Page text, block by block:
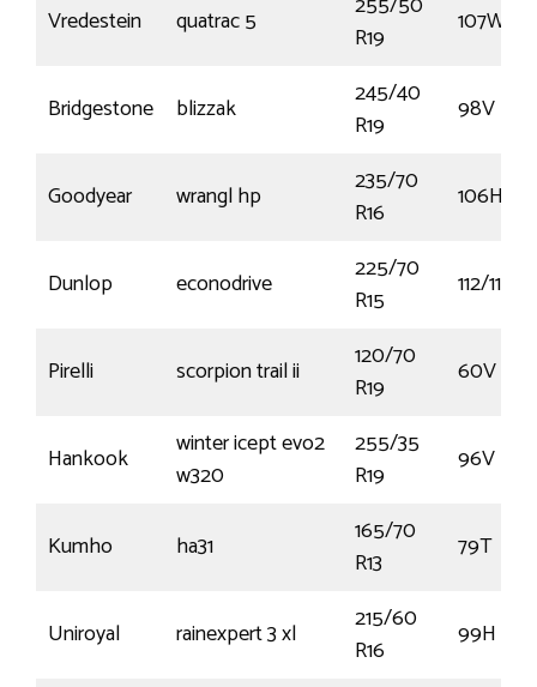
Vredestein quatrac 5
R19
107W
Bridgestone blizzak
245/40
R19
98V
Goodyear wrangl hp
235/70
R16
106H
Dunlop econodrive
225/70
R15
112/110S
Pirelli scorpion trail ii
120/70
R19
60V
Hankook
winter icept evo2
w320
255/35
R19
96V
Kumho ha31
165/70
R13
79T
Uniroyal rainexpert 3 xl
215/60
R16
99H